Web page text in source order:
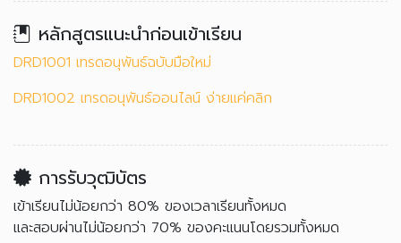
หลักสูตรแนะนำก่อนเข้าเรียน
DRD1001 เทรดอนุพันธ์ฉบับมือใหม่
DRD1002 เทรดอนุพันธ์ออนไลน์ ง่ายแค่คลิก
การรับวุฒิบัตร
เข้าเรียนไม่น้อยกว่า 80% ของเวลาเรียนทั้งหมด
และสอบผ่านไม่น้อยกว่า 70% ของคะแนนโดยรวมทั้งหมด